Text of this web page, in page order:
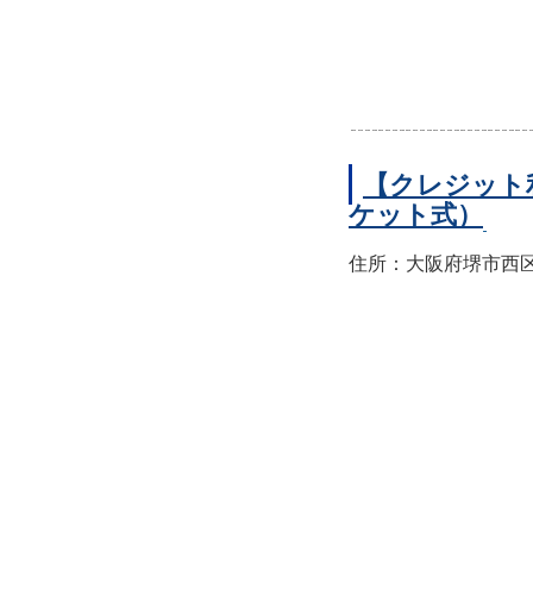
【クレジッ
ケット式）
住所：大阪府堺市西